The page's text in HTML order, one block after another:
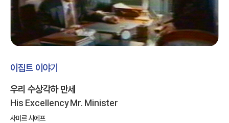
이집트 이야기
우리 수상각하 만세
His Excellency Mr. Minister
사미르 시에프